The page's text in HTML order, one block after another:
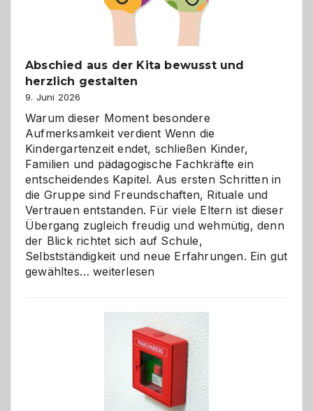
Abschied aus der Kita bewusst und
herzlich gestalten
9. Juni 2026
Warum dieser Moment besondere
Aufmerksamkeit verdient Wenn die
Kindergartenzeit endet, schließen Kinder,
Familien und pädagogische Fachkräfte ein
entscheidendes Kapitel. Aus ersten Schritten in
die Gruppe sind Freundschaften, Rituale und
Vertrauen entstanden. Für viele Eltern ist dieser
Übergang zugleich freudig und wehmütig, denn
der Blick richtet sich auf Schule,
Selbstständigkeit und neue Erfahrungen. Ein gut
gewähltes…Abschied
bewusst
herzlich
gestalten
weiterlesen